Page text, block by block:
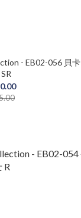
- EB02-056 貝卡